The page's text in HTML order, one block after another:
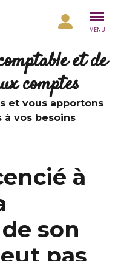
MENU
et de
comptes
et vous apportons
à vos besoins
à
son
pas